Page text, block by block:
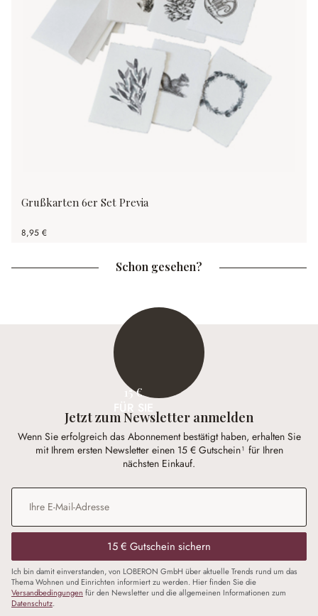
Grußkarten 6er Set Previa
8,95 €
Schon gesehen?
15 €
Jetzt zum Newsletter anmelden
Wenn Sie erfolgreich das Abonnement bestätigt haben, erhalten Sie
mit Ihrem ersten Newsletter einen 15 € Gutschein¹ für Ihren
nächsten Einkauf.
E-Mail-Adresse
15 € Gutschein sichern
Ich bin damit einverstanden, von LOBERON GmbH über aktuelle Trends rund um das
Thema Wohnen und Einrichten informiert zu werden. Hier finden Sie die
Versandbedingungen für den Newsletter und die allgemeinen Informationen zum
Datenschutz.